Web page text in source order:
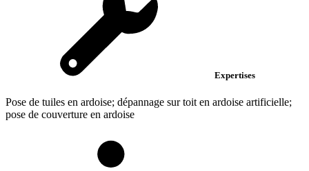
Expertises
Pose de tuiles en ardoise; dépannage sur toit en ardoise artificielle;
pose de couverture en ardoise